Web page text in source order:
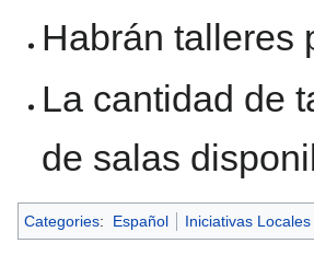
Habrán talleres
La cantidad de
de salas
Categories: Español Iniciativas Locales